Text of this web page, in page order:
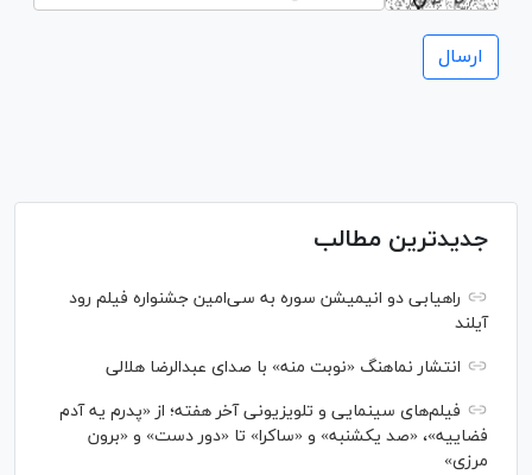
جدیدترین مطالب
راهیابی دو انیمیشن سوره به سی‌امین جشنواره فیلم رود
آیلند
انتشار نماهنگ «نوبت منه» با صدای عبدالرضا هلالی
فیلم‌های سینمایی و تلویزیونی آخر هفته؛ از «پدرم یه آدم
فضاییه»، «صد یکشنبه» و «ساکرا» تا «دور دست» و «برون
مرزی»